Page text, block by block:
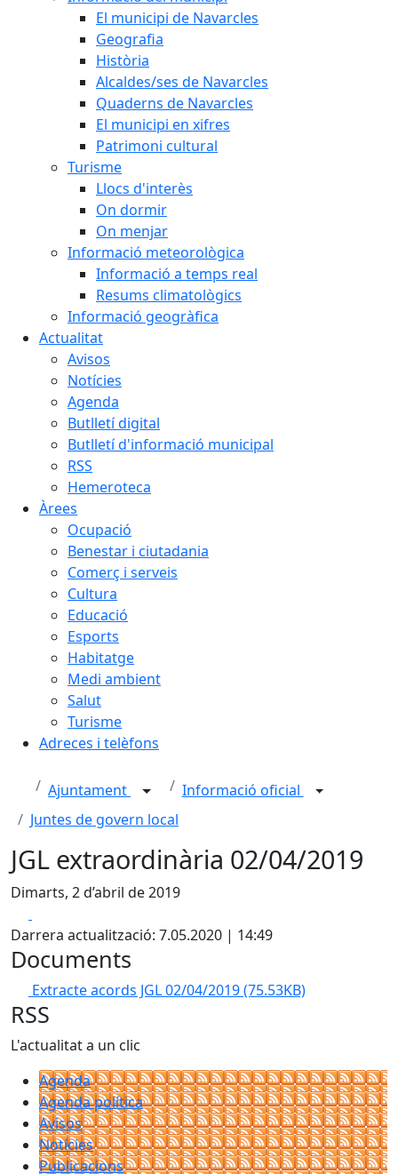
El municipi de Navarcles
Geografia
Història
Alcaldes/ses de Navarcles
Quaderns de Navarcles
El municipi en xifres
Patrimoni cultural
Turisme
Llocs d'interès
On dormir
On menjar
Informació meteorològica
Informació a temps real
Resums climatològics
Informació geogràfica
Actualitat
Avisos
Notícies
Agenda
Butlletí digital
Butlletí d'informació municipal
RSS
Hemeroteca
Àrees
Ocupació
Benestar i ciutadania
Comerç i serveis
Cultura
Educació
Esports
Habitatge
Medi ambient
Salut
Turisme
Adreces i telèfons
Ajuntament
Informació oficial
Juntes de govern local
JGL extraordinària 02/04/2019
Dimarts, 2 d’abril de 2019
Darrera actualització: 7.05.2020 | 14:49
Documents
Extracte acords JGL 02/04/2019(75.53KB)
RSS
L'actualitat a un clic
Agenda
Agenda política
Avisos
Notícies
Publicacions